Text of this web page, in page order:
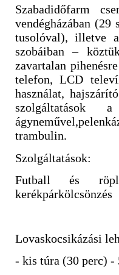
Szabadidőfarm
vendégházában
tusolóval), illetve
szobáiban –
zavartalan
telefon, LCD
használat,
szolgáltatások
trambulin.
Szolgáltatások:
Futball és
kerékpárkölcsönzés
Lovaskocsikázási
- kis túra (30 perc) -